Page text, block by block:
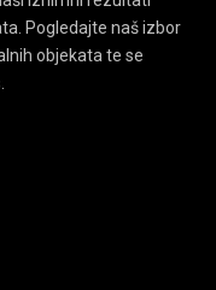
Pogledajte naš izbor
objekata te se